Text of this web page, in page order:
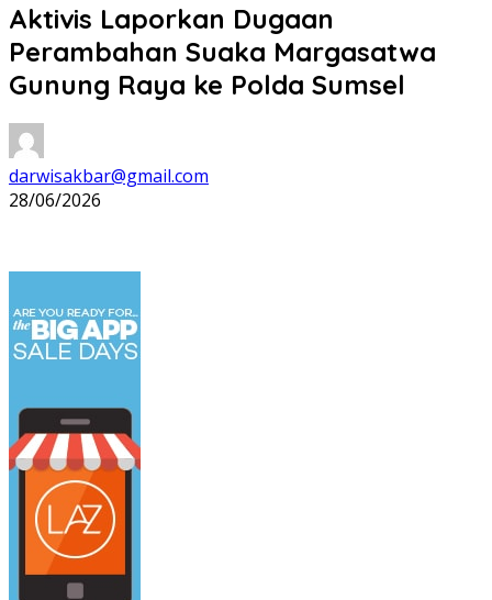
Aktivis Laporkan Dugaan
Perambahan Suaka Margasatwa
Gunung Raya ke Polda Sumsel
darwisakbar@gmail.com
28/06/2026